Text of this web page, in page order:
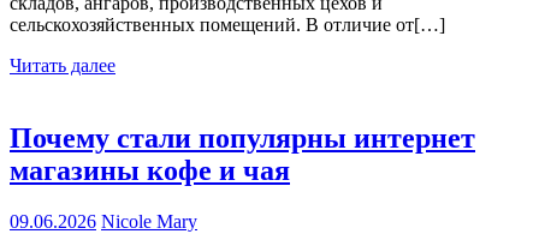
сельскохозяйственных помещений. В отличие от[…]
Читать далее
Почему стали популярны интернет
магазины кофе и чая
09.06.2026 Nicole Mary